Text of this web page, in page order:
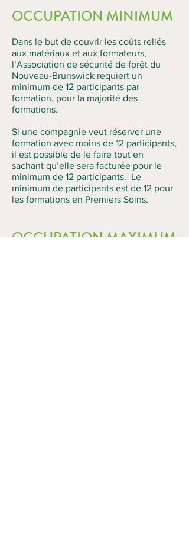
OCCUPATION MINIMUM
Dans le but de couvrir les coûts reliés
aux matériaux et aux formateurs,
l’Association de sécurité de forêt du
Nouveau-Brunswick requiert un
minimum de 12 participants par
formation, pour la majorité des
formations.
Si une compagnie veut réserver une
formation avec moins de 12 participants,
il est possible de le faire tout en
sachant qu’elle sera facturée pour le
minimum de 12 participants. Le
minimum de participants est de 12 pour
les formations en Premiers Soins.
OCCUPATION MAXIMUM